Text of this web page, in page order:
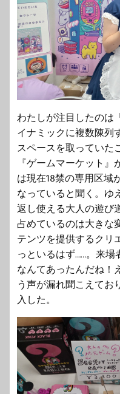
わたしが注目したのは
イナミックに複数陳列
スペースを取っていた
『ゲームマーケット
は現在18禁の専用区域
なっていると聞く。ゆ
返し使える大人の遊び
占めているのは大きな
テンツを提供するクリ
っといるはず……。来場
なんてあったんだね！
う声が漏れ聞こえてお
入した。